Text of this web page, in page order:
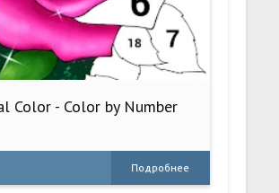
Color - Color by Number
Подробнее